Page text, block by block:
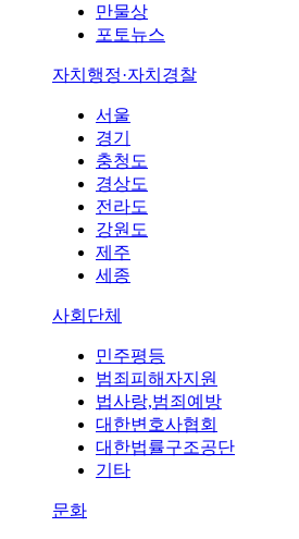
만물상
포토뉴스
자치행정·자치경찰
서울
경기
충청도
경상도
전라도
강원도
제주
세종
사회단체
민주평등
범죄피해자지원
법사랑,범죄예방
대한변호사협회
대한법률구조공단
기타
문화